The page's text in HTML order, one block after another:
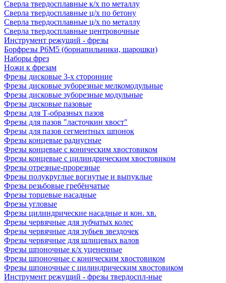
Сверла твердосплавные к/х по металлу
Сверла твердосплавные ц/х по бетону
Сверла твердосплавные ц/х по металлу
Сверла твердосплавные центровочные
Инструмент режущий - фрезы
Борфрезы Р6М5 (борнапильники, шарошки)
Наборы фрез
Ножи к фрезам
Фрезы дисковые 3-х сторонние
Фрезы дисковые зуборезные мелкомодульные
Фрезы дисковые зуборезные модульные
Фрезы дисковые пазовые
Фрезы для Т-образных пазов
Фрезы для пазов "ласточкин хвост"
Фрезы для пазов сегментных шпонок
Фрезы концевые радиусные
Фрезы концевые с коническим хвостовиком
Фрезы концевые с цилиндрическим хвостовиком
Фрезы отрезные-прорезные
Фрезы полукруглые вогнутые и выпуклые
Фрезы резьбовые гребёнчатые
Фрезы торцевые насадные
Фрезы угловые
Фрезы цилиндрические насадные и кон. хв.
Фрезы червячные для зубчатых колес
Фрезы червячные для зубьев звездочек
Фрезы червячные для шлицевых валов
Фрезы шпоночные к/х уцененные
Фрезы шпоночные с коническим хвостовиком
Фрезы шпоночные с цилиндрическим хвостовиком
Инструмент режущий - фрезы твердоспл-ные